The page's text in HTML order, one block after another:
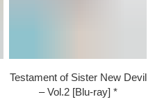
Testament of Sister New Devil
– Vol.2 [Blu-ray]